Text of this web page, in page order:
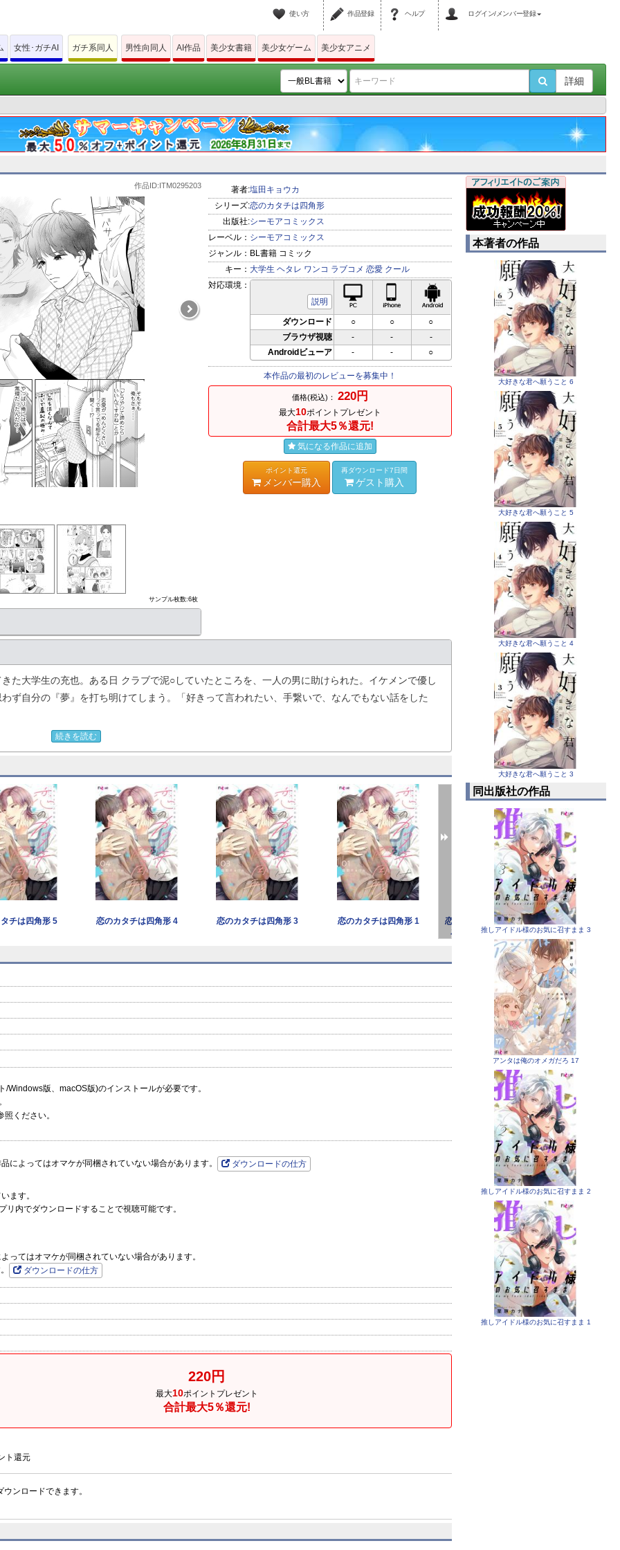
使い方 作品登録 ヘルプ ログイン/メンバー登録
女性･ガチAI ガチ系同人 男性向同人 AI作品 美少女書籍 美少女ゲーム 美少女アニメ
詳細
作品ID:ITM0295203
サンプル枚数:6枚
著者:塩田キョウカ
シリーズ:恋のカタチは四角形
出版社:シーモアコミックス
レーベル： シーモアコミックス
ジャンル： BL書籍 コミック
キー： 大学生 ヘタレ ワンコ ラブコメ 恋愛 クール
対応環境：
説明
PC対応 iPhone対応
ダウンロード ○ ○
○
ブラウザ視聴
- -
-
Androidビューア
- - ○
本作品の最初のレビューを募集中！
価格(税込)： 220円
最大10ポイントプレゼント
合計最大5％還元!
気になる作品に追加
ポイント還元
メンバー購入
再ダウンロード7日間
ゲスト購入
た大学生の充也。ある日 クラブで泥○していたところを、一人の男に助けられた。イケメンで優し
自分の『夢』を打ち明けてしまう。「好きって言われたい、手繋いで、なんでもない話をした
大丈夫」初めて感じるぬくもりに、充也の中である感情が芽生えていく―――。
いハートフル・ストーリー。【フィカス】
続きを読む
チは四角形 5 恋のカタチは四角形 4 恋のカタチは四角形 3 恋のカタチは四角形 1
恋のカタチは四角形【描き下
ろしおまけ付き特装版】 1
版、macOS版)のインストールが必要です。
ください。
によってはオマケが同梱されていない場合があります。 ダウンロードの仕方
ます。
リ内でダウンロードすることで視聴可能です。
ってはオマケが同梱されていない場合があります。
ダウンロードの仕方
220円
最大10ポイントプレゼント
合計最大5％還元!
ト還元
ンロードできます。
本著者の作品
大好きな君へ願うこと 6
大好きな君へ願うこと 5
大好きな君へ願うこと 4
大好きな君へ願うこと 3
同出版社の作品
推しアイドル様のお気に召すまま 3
アンタは俺のオメガだろ 17
推しアイドル様のお気に召すまま 2
推しアイドル様のお気に召すまま 1